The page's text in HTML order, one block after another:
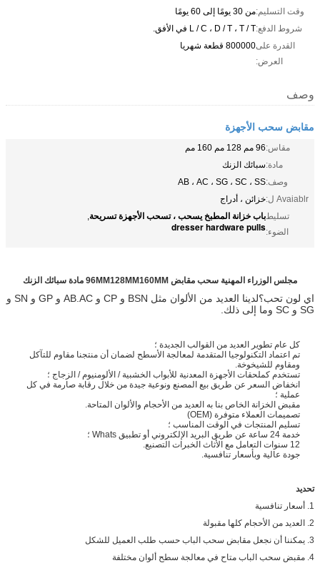
وقت التسليم:من 30 يومًا إلى 60 يومًا
شروط الدفع:L / C ، D / T ، T / T في الأفق.
القدرة على
العرض:
800000 قطعة شهريا
وصف
مقابض سحب الأجهزة
مقاس:96 مم 128 مم 160 مم
مادة:سبائك الزنك
وصف:AB ، AC ، SG ، SC ، SS
Avaiablr ل:
خزائن ، أدراج
تسليط
الضوء:
باب خزانة المطبخ يسحب ، تسحب الأجهزة تسريحة,
dresser hardware pulls
مجلس الوزراء المهنية سحب مقابض 96MM128MM160MM مادة سبائك الزنك
اي لون تحب؟لدينا العديد من الألوان مثل BSN و CP و AB.AC و GP و SN و
SG و SC وما إلى ذلك.
كل عام تطوير العديد من القوالب الجديدة ؛
تم اعتماد التكنولوجيا المتقدمة لمعالجة الأسطح لضمان أن منتجنا مقاوم للتآكل
ومقاوم للشيخوخة.
تستخدم كملحقات الأجهزة المعدنية للأبواب الخشبية / الألومنيوم / الزجاج ؛
انخفاض السعر عن طريق بيع المصنع ونوعية جيدة من خلال رقابة صارمة في كل
عملية ؛
مقبض الخزانة الخاص بنا به العديد من الأحجام والألوان المتاحة.
تصميمات العملاء متوفرة (OEM)
تسليم المنتجات في الوقت المناسب ؛
خدمة 24 ساعة عن طريق البريد الإلكتروني أو تطبيق Whats ؛
12 سنوات التعامل مع الأثاث الخبرات التصنيع.
جودة عالية وبأسعار تنافسية.
تحديد
1. أسعار تنافسية
2. العديد من الأحجام كلها مقبولة
3. يمكننا أن نجعل مقابض سحب الباب حسب طلب العميل للشكل
4. مقبض سحب الباب متاح في معالجة سطح ألوان مختلفة